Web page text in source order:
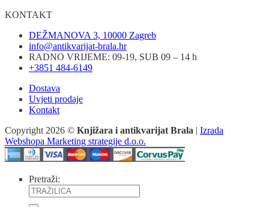
KONTAKT
DEŽMANOVA 3, 10000 Zagreb
info@antikvarijat-brala.hr
RADNO VRIJEME: 09-19, SUB 09 – 14 h
+3851 484-6149
Dostava
Uvjeti prodaje
Kontakt
Copyright 2026 © Knjižara i antikvarijat Brala | Izrada
Webshopa Marketing strategije d.o.o.
Pretraži: